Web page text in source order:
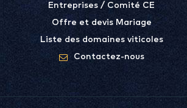
Entreprises / Comité CE
Offre et devis Mariage
Liste des domaines viticoles
Contactez-nous